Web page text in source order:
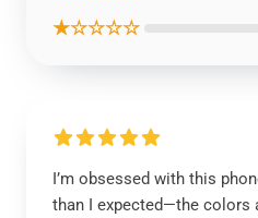
★☆☆☆☆
I’m obsessed with this
than I expected—the colors